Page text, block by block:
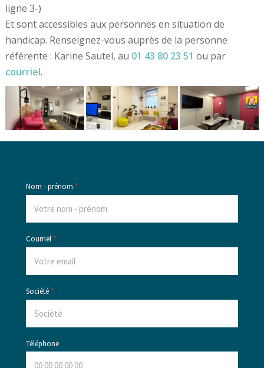
ligne 3-)
Et sont accessibles aux personnes en situation de
handicap. Renseignez-vous auprès de la personne
référente : Karine Sautel, au 01 43 80 23 51 ou par
courriel.
Nom - prénom *
Courriel *
Société *
Téléphone